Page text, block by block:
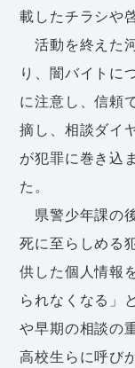
載したチラシや
活動を終えた
り、闇バイトに
に注意し、信頼
摘し、相談ダイ
が犯罪に巻き込
た。
県警少年課の
死に至らしめる
供した個人情報
られなくなる」
や早期の相談の
高校生らに呼び